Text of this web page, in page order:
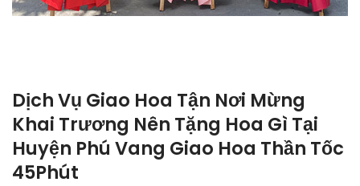
Dịch Vụ Giao Hoa Tận Nơi Mừng
Khai Trương Nên Tặng Hoa Gì Tại
Huyện Phú Vang Giao Hoa Thần Tốc
45Phút